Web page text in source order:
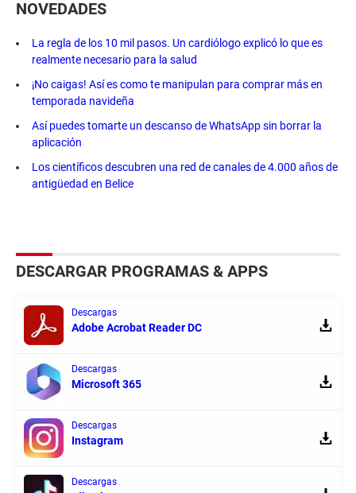
NOVEDADES
La regla de los 10 mil pasos. Un cardiólogo explicó lo que es
realmente necesario para la salud
¡No caigas! Así es como te manipulan para comprar más en
temporada navideña
Así puedes tomarte un descanso de WhatsApp sin borrar la
aplicación
Los científicos descubren una red de canales de 4.000 años de
antigüedad en Belice
DESCARGAR PROGRAMAS & APPS
Descargas
Adobe Acrobat Reader DC
Descargas
Microsoft 365
Descargas
Instagram
Descargas